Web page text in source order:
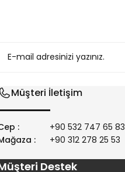
Müşteri İletişim
:
+90 532 747 65 83
:
+90 312 278 25 53
Destek